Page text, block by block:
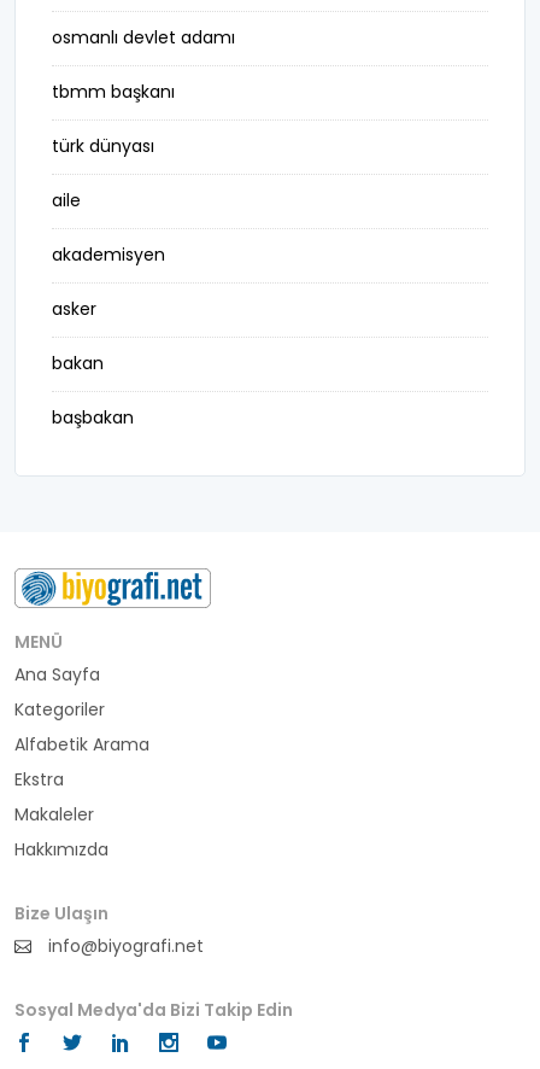
osmanlı devlet adamı
tbmm başkanı
türk dünyası
aile
akademisyen
asker
bakan
başbakan
belediye başkanı
buluş
bürokrat
büyükelçi
cumhurbaşkanı
din adamı
doktor
fotoğrafçı
futbol
MENÜ
Ana Sayfa
Kategoriler
Alfabetik Arama
Ekstra
Makaleler
Hakkımızda
Bize Ulaşın
info@biyografi.net
Sosyal Medya'da Bizi Takip Edin